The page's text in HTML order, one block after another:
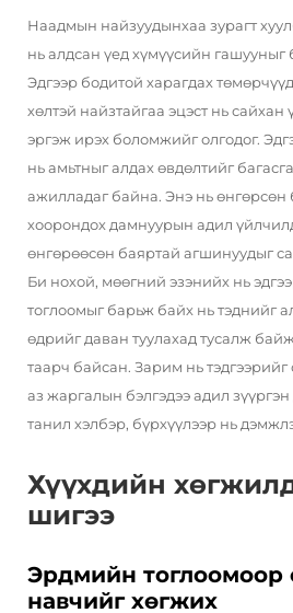
Наадмын найзуудынхаа зурагт
нь алдсан үед хүмүүсийн гашууныг
Эдгээр бодитой харагдах
хөлтэй найзтайгаа эцэст нь
эргэж ирэх боломжийг олгодог.
нь амьтныг алдах өвдөлтийг
ажилладаг байна. Энэ нь өнгөрсөн
хоорондох дамнуурын адил
өнгөрөөсөн баяртай агшинуудыг
Би нохой, мөөгний эзэнийх нь
тоглоомыг барьж байх нь тэднийг
өдрийг даван туулахад тусалж
таарч байсан. Зарим нь тэдгээрийг
аз жаргалын бэлгэдээ адил зүүргэн
танил хэлбэр, бүрхүүлээр нь
Хүүхдийн
шигээ
Эрдмийн тоглоомоор
навчийг хөгжих